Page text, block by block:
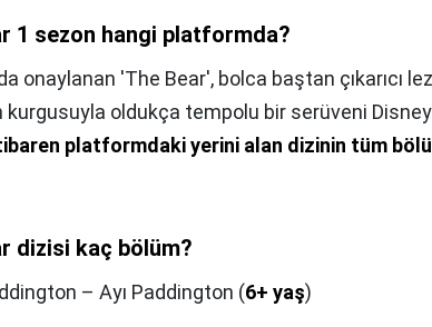
1 sezon hangi platformda?
onaylanan 'The Bear', bolca baştan çıkarıcı
kurgusuyla oldukça tempolu bir serüveni
platformdaki yerini alan dizinin tüm
dizisi kaç bölüm?
– Ayı Paddington (6+ yaş)